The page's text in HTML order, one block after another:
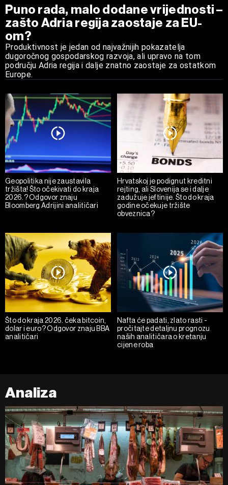
Puno rada, malo dodane vrijednosti –
zašto Adria regija zaostaje za EU-
om?
Produktivnost je jedan od najvažnijih pokazatelja
dugoročnog gospodarskog razvoja, ali upravo na tom
području Adria regija i dalje znatno zaostaje za ostatkom
Europe.
Geopolitika nije zaustavila
tržišta! Što očekivati do kraja
2026.? Odgovor znaju
Bloomberg Adrijini analitičari
Hrvatskoj je podignut kreditni
rejting, ali Slovenija se i dalje
zadužuje jeftinije. Što do kraja
godine očekuje tržište
obveznica?
Što do kraja 2026. čeka bitcoin,
dolar i euro? Odgovor znaju BBA
analitičari
Nafta će padati, zlato rasti -
pročitajte detaljnu prognozu
naših analitičara o kretanju
cijene roba
Analiza